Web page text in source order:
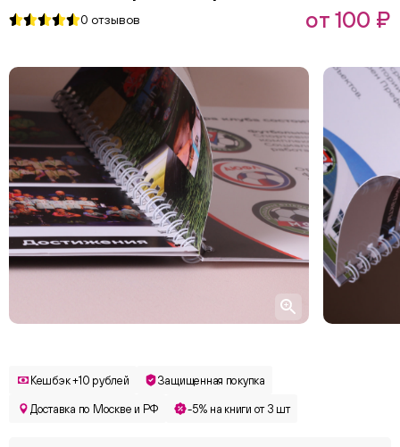
0 отзывов от 100 ₽
Кешбэк +10 рублей Защищенная покупка
Доставка по Москве и РФ -5% на книги от 3 шт